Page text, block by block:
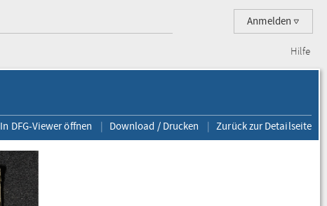
Anmelden
Hilfe
In DFG-Viewer öffnen Download / Drucken Zurück zur Detailseite